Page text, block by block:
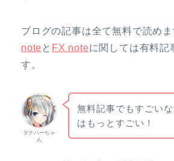
ブログの記事は全て無料で読め
note と FX noteに関しては有料記
す。
ダナハーちゃ
ん
無料記事でもすごい
はもっとすごい！